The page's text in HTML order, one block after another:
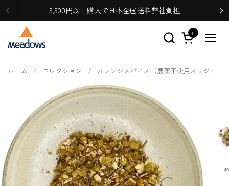
コンテンツへスキップ5,500円以上購入で日本全国送料弊社負担
カートを開く
0
メニ
ホーム / コレクション / オレンジスパイス（農薬不使用オリジナル